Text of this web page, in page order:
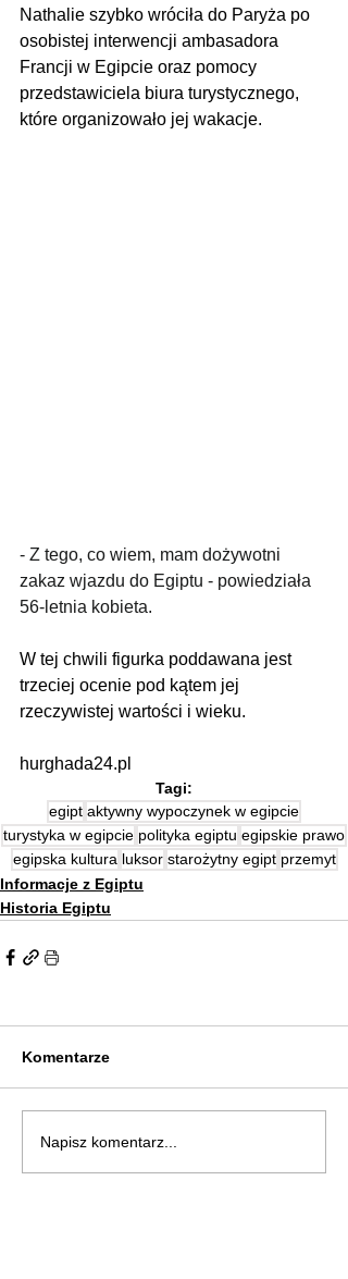
Nathalie szybko wróciła do Paryża po
osobistej interwencji ambasadora
Francji w Egipcie oraz pomocy
przedstawiciela biura turystycznego,
które organizowało jej wakacje.
- Z tego, co wiem, mam dożywotni
zakaz wjazdu do Egiptu - powiedziała
56-letnia kobieta.
W tej chwili figurka poddawana jest
trzeciej ocenie pod kątem jej
rzeczywistej wartości i wieku.
hurghada24.pl
Tagi:
egipt aktywny wypoczynek w egipcie
turystyka w egipcie polityka egiptu egipskie prawo
egipska kultura luksor starożytny egipt przemyt
Informacje z Egiptu
Historia Egiptu
Komentarze
Napisz komentarz...